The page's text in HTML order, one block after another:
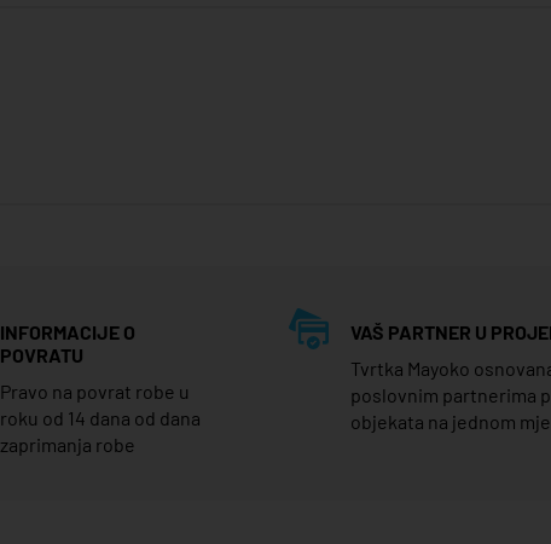
INFORMACIJE O
POVRATU
Pravo na povrat robe u
roku od 14 dana od dana
zaprimanja robe
VAŠ PARTNER U
Tvrtka Mayoko
poslovnim partnerima
objekata na jednom